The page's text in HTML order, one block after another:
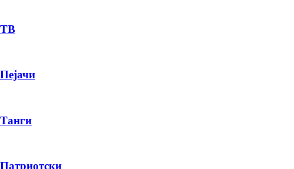
ТВ
Пејачи
Танги
Патриотски